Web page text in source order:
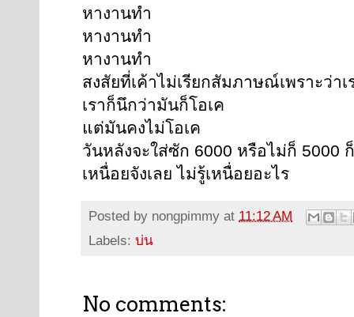
หางานทำ
หางานทำ
หางานทำ
สงสัยที่เค้าไม่เรียกสัมภาษณ์เพราะว่าเ
เราก็นึกว่ามันก็โอเค
แต่มันคงไม่โอเค
วันหลังจะใส่ซัก 6000 หรือไม่ก็ 5000
เหนื่อยจังเลย ไม่รู้เหนื่อยอะไร
Posted by nongpimmy at 11:12 AM
Labels: บ่น
No comments: